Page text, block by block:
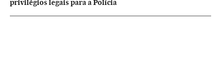
privilégios legais para a Polícia